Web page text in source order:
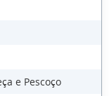
e Pescoço